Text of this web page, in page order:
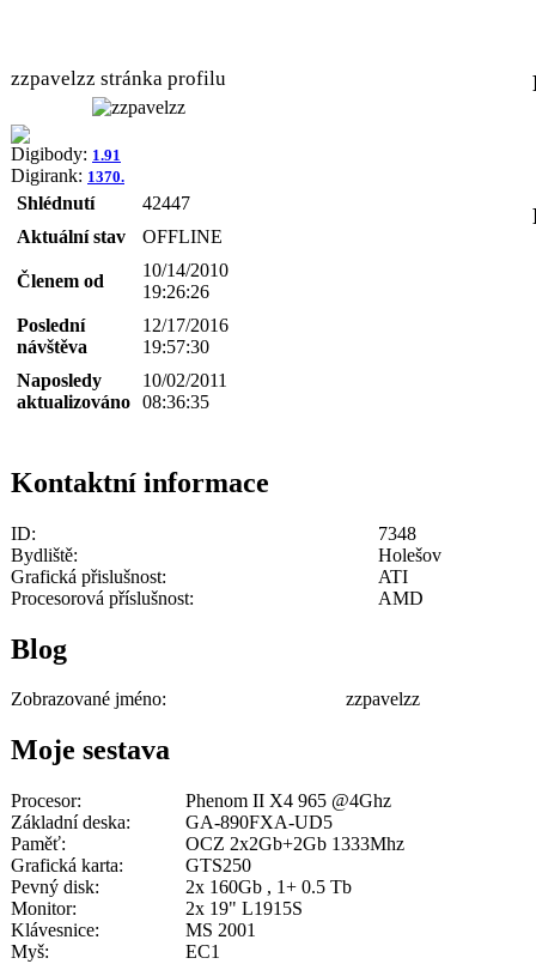
zzpavelzz stránka profilu
Digibody: 1.91
Digirank: 1370.
Shlédnutí
42447
Aktuální stav
OFFLINE
Členem od
10/14/2010
19:26:26
Poslední
návštěva
12/17/2016
19:57:30
Naposledy
aktualizováno
10/02/2011
08:36:35
Kontaktní informace
ID:
7348
Bydliště:
Holešov
Grafická přislušnost:
ATI
Procesorová příslušnost:
AMD
Blog
Zobrazované jméno: zzpavelzz
Moje sestava
Procesor:
Phenom II X4 965 @4Ghz
Základní deska:
GA-890FXA-UD5
Paměť:
OCZ 2x2Gb+2Gb 1333Mhz
Grafická karta:
GTS250
Pevný disk:
2x 160Gb , 1+ 0.5 Tb
Monitor:
2x 19" L1915S
Klávesnice:
MS 2001
Myš:
EC1